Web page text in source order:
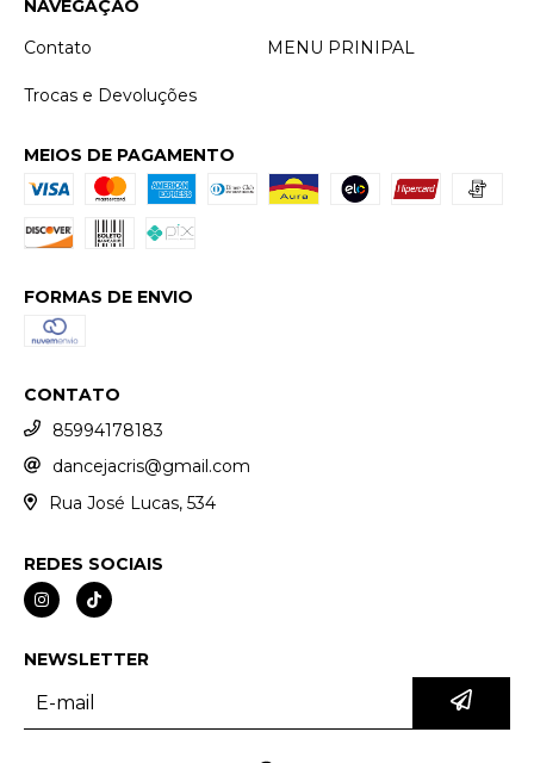
NAVEGAÇÃO
Contato
MENU PRINIPAL
Trocas e Devoluções
MEIOS DE PAGAMENTO
FORMAS DE ENVIO
CONTATO
85994178183
dancejacris@gmail.com
Rua José Lucas, 534
REDES SOCIAIS
NEWSLETTER